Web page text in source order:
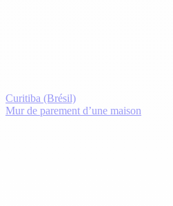
Curitiba (Brésil)
Mur de parement d’une maison